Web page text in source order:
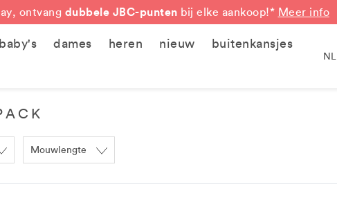
ontvang dubbele JBC-punten bij elke aankoop!* Meer info
baby's dames heren nieuw buitenkansjes
NL
Mouwlengte